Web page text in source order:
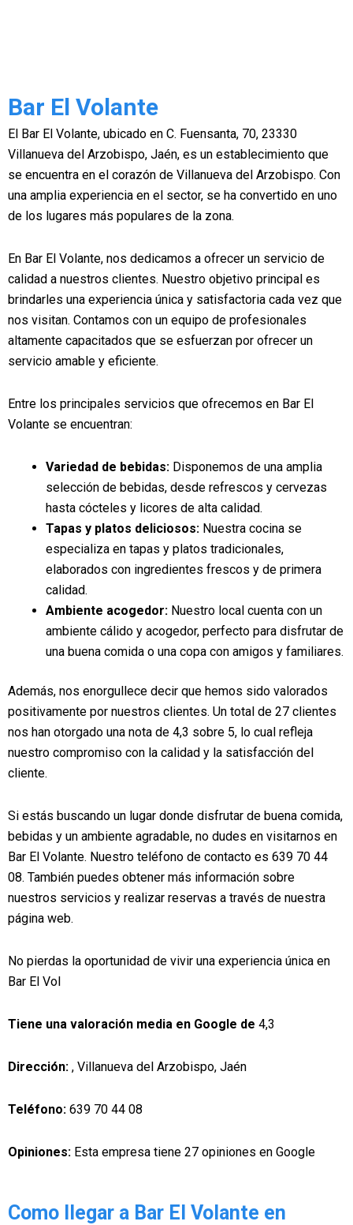
Bar El Volante
El Bar El Volante, ubicado en C. Fuensanta, 70, 23330
Villanueva del Arzobispo, Jaén, es un establecimiento que
se encuentra en el corazón de Villanueva del Arzobispo. Con
una amplia experiencia en el sector, se ha convertido en uno
de los lugares más populares de la zona.
En Bar El Volante, nos dedicamos a ofrecer un servicio de
calidad a nuestros clientes. Nuestro objetivo principal es
brindarles una experiencia única y satisfactoria cada vez que
nos visitan. Contamos con un equipo de profesionales
altamente capacitados que se esfuerzan por ofrecer un
servicio amable y eficiente.
Entre los principales servicios que ofrecemos en Bar El
Volante se encuentran:
Variedad de bebidas: Disponemos de una amplia
selección de bebidas, desde refrescos y cervezas
hasta cócteles y licores de alta calidad.
Tapas y platos deliciosos: Nuestra cocina se
especializa en tapas y platos tradicionales,
elaborados con ingredientes frescos y de primera
calidad.
Ambiente acogedor: Nuestro local cuenta con un
ambiente cálido y acogedor, perfecto para disfrutar de
una buena comida o una copa con amigos y familiares.
Además, nos enorgullece decir que hemos sido valorados
positivamente por nuestros clientes. Un total de 27 clientes
nos han otorgado una nota de 4,3 sobre 5, lo cual refleja
nuestro compromiso con la calidad y la satisfacción del
cliente.
Si estás buscando un lugar donde disfrutar de buena comida,
bebidas y un ambiente agradable, no dudes en visitarnos en
Bar El Volante. Nuestro teléfono de contacto es 639 70 44
08. También puedes obtener más información sobre
nuestros servicios y realizar reservas a través de nuestra
página web.
No pierdas la oportunidad de vivir una experiencia única en
Bar El Vol
Tiene una valoración media en Google de 4,3
Dirección: , Villanueva del Arzobispo, Jaén
Teléfono: 639 70 44 08
Opiniones: Esta empresa tiene 27 opiniones en Google
Como llegar a Bar El Volante en